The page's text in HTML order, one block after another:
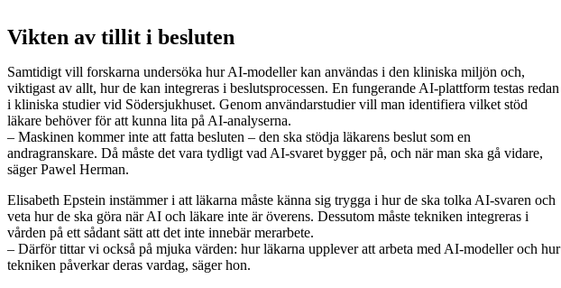
Vikten av tillit i besluten
Samtidigt vill forskarna undersöka hur AI-modeller kan användas i den kliniska miljön och,
viktigast av allt, hur de kan integreras i beslutsprocessen. En fungerande AI-plattform testas redan
i kliniska studier vid Södersjukhuset. Genom användarstudier vill man identifiera vilket stöd
läkare behöver för att kunna lita på AI-analyserna.
– Maskinen kommer inte att fatta besluten – den ska stödja läkarens beslut som en
andragranskare. Då måste det vara tydligt vad AI-svaret bygger på, och när man ska gå vidare,
säger Pawel Herman.
Elisabeth Epstein instämmer i att läkarna måste känna sig trygga i hur de ska tolka AI-svaren och
veta hur de ska göra när AI och läkare inte är överens. Dessutom måste tekniken integreras i
vården på ett sådant sätt att det inte innebär merarbete.
– Därför tittar vi också på mjuka värden: hur läkarna upplever att arbeta med AI-modeller och hur
tekniken påverkar deras vardag, säger hon.